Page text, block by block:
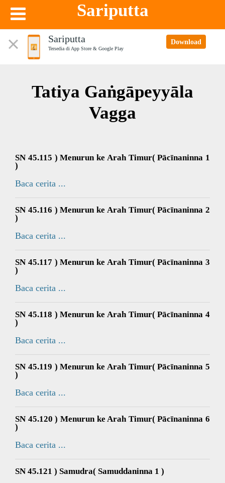
Sariputta
Sariputta
Tersedia di App Store & Google Play
Download
Tatiya Gaṅgāpeyyāla
Vagga
SN 45.115 ) Menurun ke Arah Timur( Pācīnaninna 1
)
Baca cerita ...
SN 45.116 ) Menurun ke Arah Timur( Pācīnaninna 2
)
Baca cerita ...
SN 45.117 ) Menurun ke Arah Timur( Pācīnaninna 3
)
Baca cerita ...
SN 45.118 ) Menurun ke Arah Timur( Pācīnaninna 4
)
Baca cerita ...
SN 45.119 ) Menurun ke Arah Timur( Pācīnaninna 5
)
Baca cerita ...
SN 45.120 ) Menurun ke Arah Timur( Pācīnaninna 6
)
Baca cerita ...
SN 45.121 ) Samudra( Samuddaninna 1 )